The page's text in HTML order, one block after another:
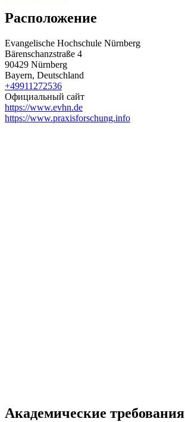
Расположение
Evangelische Hochschule Nürnberg
Bärenschanzstraße 4
90429 Nürnberg
Bayern, Deutschland
+49911272536
Официальный сайт
https://www.evhn.de
https://www.praxisforschung.info
Академические требования